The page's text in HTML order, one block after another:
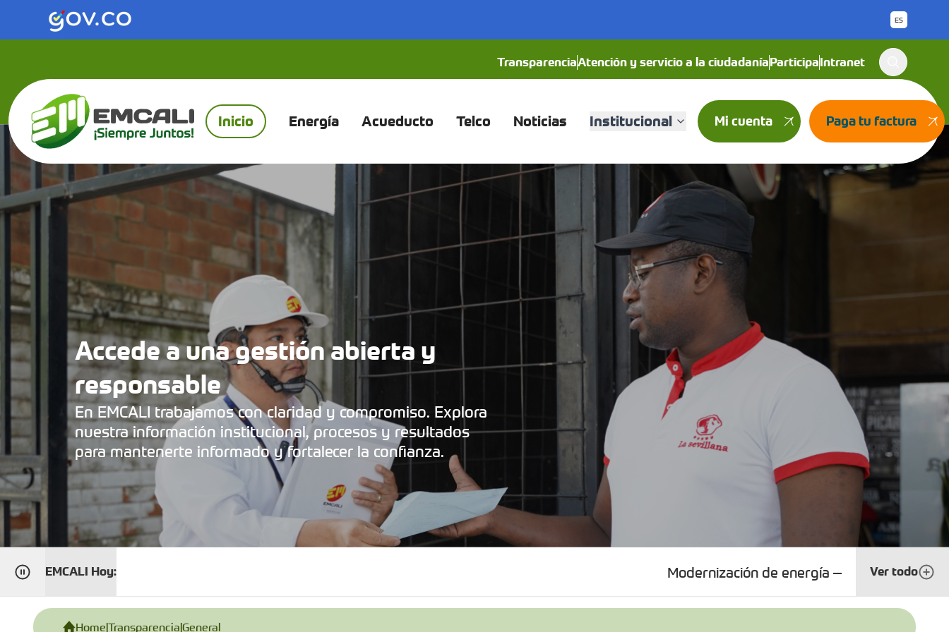
Saltar al contenido principal